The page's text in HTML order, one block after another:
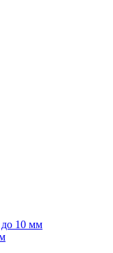
до 10 мм